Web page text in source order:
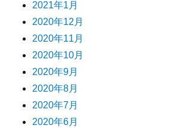
2021年1月
2020年12月
2020年11月
2020年10月
2020年9月
2020年8月
2020年7月
2020年6月